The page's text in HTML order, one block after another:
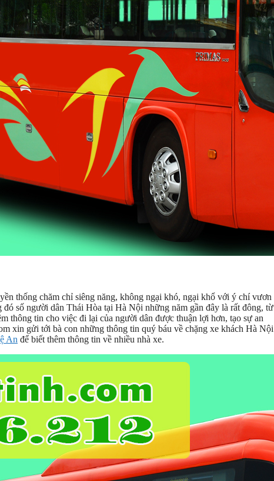
thống chăm chỉ siêng năng, không ngại khó, ngại khổ với ý chí vươn
số người dân Thái Hòa tại Hà Nội những năm gần đây là rất đông, từ
thông tin cho việc đi lại của người dân được thuận lợi hơn, tạo sự an
xin gửi tới bà con những thông tin quý báu về chặng xe khách Hà Nội
An để biết thêm thông tin về nhiều nhà xe.